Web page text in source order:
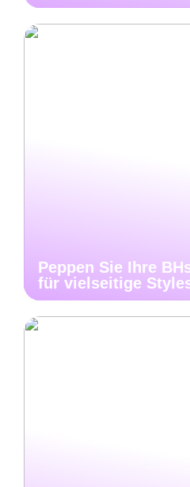
Peppen Sie Ihre
für vielseitige